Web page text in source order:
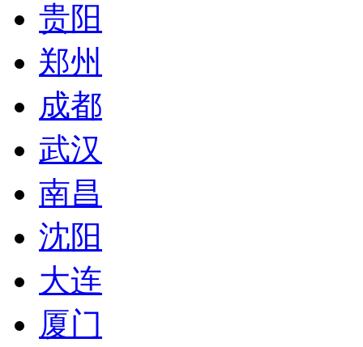
贵阳
郑州
成都
武汉
南昌
沈阳
大连
厦门